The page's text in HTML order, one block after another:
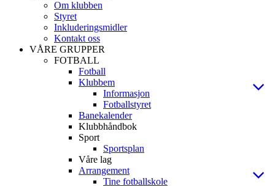
Om klubben
Styret
Inkluderingsmidler
Kontakt oss
VÅRE GRUPPER
FOTBALL
Fotball
Klubbem
Informasjon
Fotballstyret
Banekalender
Klubbhåndbok
Sport
Sportsplan
Våre lag
Arrangement
Tine fotballskole